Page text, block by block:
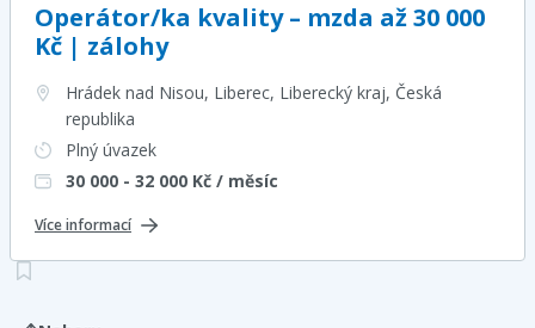
Operátor/ka kvality – mzda až 30 000
Kč | zálohy
Hrádek nad Nisou, Liberec, Liberecký kraj, Česká
republika
Plný úvazek
30 000 - 32 000 Kč / měsíc
Více informací